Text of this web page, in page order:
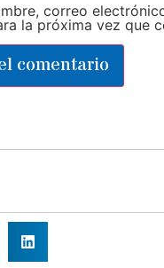
correo
la próxima vez que